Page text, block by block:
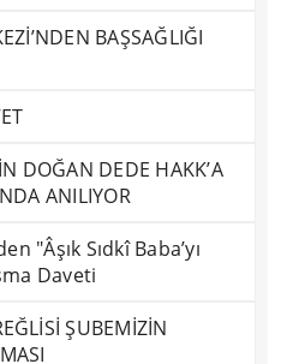
BAŞSAĞLIĞI
DOĞAN DEDE HAKK’A
ANILIYOR
"Âşık Sıdkî Baba’yı
Daveti
ŞUBEMİZİN